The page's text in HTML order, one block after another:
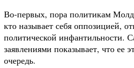
Во-первых, пора политикам
кто называет себя оппозицией,
политической инфантильности.
заявлениями показывает, что ее
очередь.